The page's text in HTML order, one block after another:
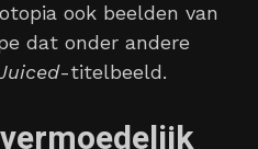
ook beelden van
dat onder andere
-titelbeeld.